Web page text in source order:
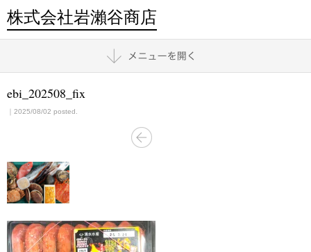
株式会社岩瀨谷商店
ebi_202508_fix
｜2025/08/02 posted.